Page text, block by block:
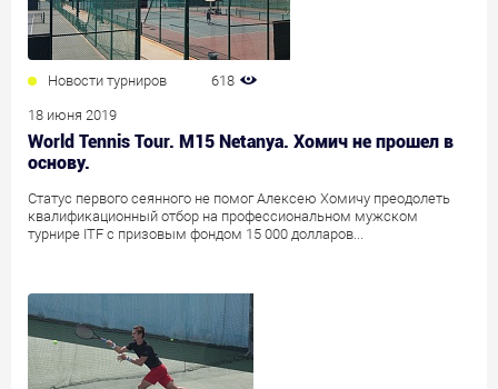
Новости турниров 618
18 июня 2019
World Tennis Tour. M15 Netanya. Хомич не прошел в
основу.
Статус первого сеянного не помог Алексею Хомичу преодолеть
квалификационный отбор на профессиональном мужском
турнире ITF с призовым фондом 15 000 долларов...